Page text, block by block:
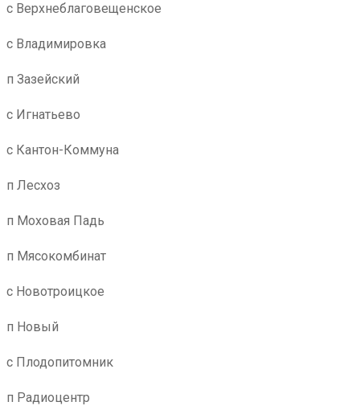
с Верхнеблаговещенское
с Владимировка
п Зазейский
с Игнатьево
с Кантон-Коммуна
п Лесхоз
п Моховая Падь
п Мясокомбинат
с Новотроицкое
п Новый
с Плодопитомник
п Радиоцентр